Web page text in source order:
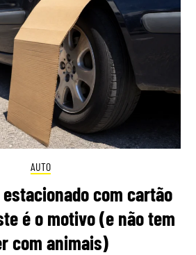
AUTO
com cartão
é o motivo (e não tem
com animais)